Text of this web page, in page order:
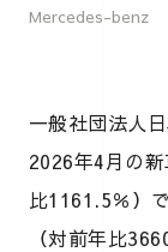
Mercedes-benz
一般社団法人
2026年4月の
比1161.5％）
（対前年比